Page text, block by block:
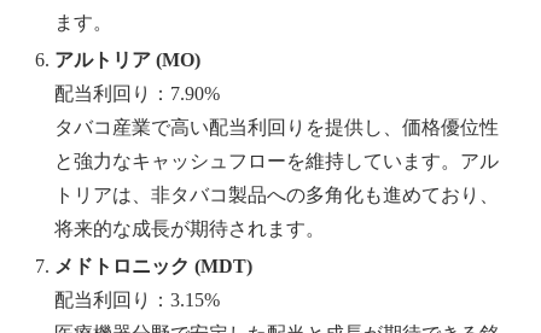
ます。
アルトリア (MO)
配当利回り：7.90%
タバコ産業で高い配当利回りを提供し、価格優位性
と強力なキャッシュフローを維持しています。アル
トリアは、非タバコ製品への多角化も進めており、
将来的な成長が期待されます。
メドトロニック (MDT)
配当利回り：3.15%